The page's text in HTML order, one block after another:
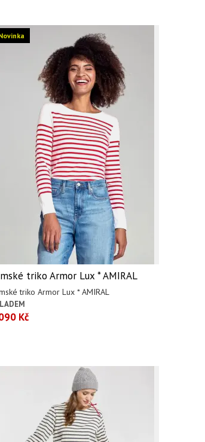
triko Armor Lux * AMIRAL
triko Armor Lux * AMIRAL
Kč